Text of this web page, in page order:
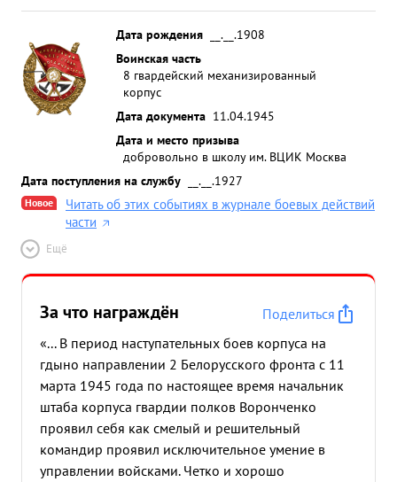
Дата рождения
__.__.1908
Воинская часть
8 гвардейский механизированный
корпус
Дата документа 11.04.1945
Дата и место призыва
добровольно в школу им. ВЦИК Москва
Дата поступления на службу
__.__.1927
Новое
Читать об этих событиях в журнале боевых действий
части
Ещё
За что награждён
Поделиться
«... В период наступательных боев корпуса на
гдыно направлении 2 Белорусского фронта с 11
марта 1945 года по настоящее время начальник
штаба корпуса гвардии полков Воронченко
проявил себя как смелый и решительный
командир проявил исключительное умение в
управлении войсками. Четко и хорошо